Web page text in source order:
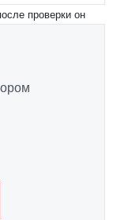
проверки он